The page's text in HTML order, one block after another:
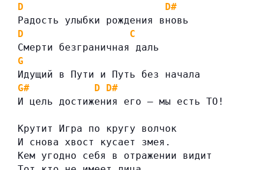
D
D#
Радость улыбки рождения вновь
D
C
Смерти безграничная даль
G
Идущий в Пути и Путь без начала
G#
D
D#
И цель достижения его – мы есть ТО!
Крутит Игра по кругу волчок
И снова хвост кусает змея.
Кем угодно себя в отражении видит